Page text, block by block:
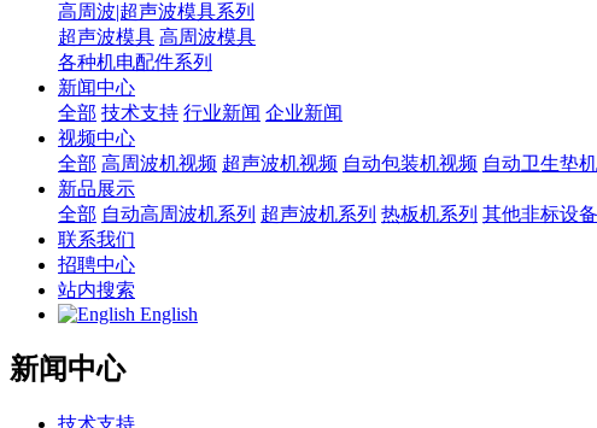
高周波|超声波模具系列
超声波模具 高周波模具
各种机电配件系列
新闻中心
全部 技术支持 行业新闻 企业新闻
视频中心
全部 高周波机视频 超声波机视频 自动包装机视频 自动卫生垫
新品展示
全部 自动高周波机系列 超声波机系列 热板机系列 其他非标设备
联系我们
招聘中心
站内搜索
English
新闻中心
技术支持